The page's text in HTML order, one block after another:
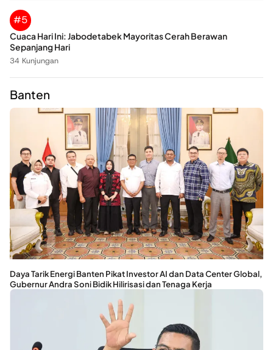
#5
Cuaca Hari Ini: Jabodetabek Mayoritas Cerah Berawan
Sepanjang Hari
34 Kunjungan
Banten
Daya Tarik Energi Banten Pikat Investor AI dan Data Center Global,
Gubernur Andra Soni Bidik Hilirisasi dan Tenaga Kerja